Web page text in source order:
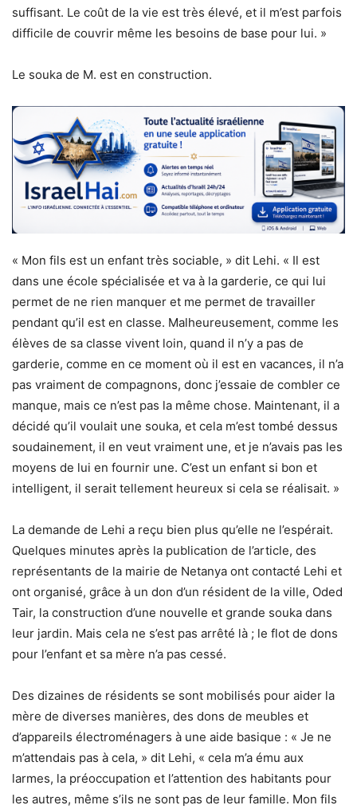
suffisant. Le coût de la vie est très élevé, et il m’est parfois
difficile de couvrir même les besoins de base pour lui. »
Le souka de M. est en construction.
« Mon fils est un enfant très sociable, » dit Lehi. « Il est
dans une école spécialisée et va à la garderie, ce qui lui
permet de ne rien manquer et me permet de travailler
pendant qu’il est en classe. Malheureusement, comme les
élèves de sa classe vivent loin, quand il n’y a pas de
garderie, comme en ce moment où il est en vacances, il n’a
pas vraiment de compagnons, donc j’essaie de combler ce
manque, mais ce n’est pas la même chose. Maintenant, il a
décidé qu’il voulait une souka, et cela m’est tombé dessus
soudainement, il en veut vraiment une, et je n’avais pas les
moyens de lui en fournir une. C’est un enfant si bon et
intelligent, il serait tellement heureux si cela se réalisait. »
La demande de Lehi a reçu bien plus qu’elle ne l’espérait.
Quelques minutes après la publication de l’article, des
représentants de la mairie de Netanya ont contacté Lehi et
ont organisé, grâce à un don d’un résident de la ville, Oded
Tair, la construction d’une nouvelle et grande souka dans
leur jardin. Mais cela ne s’est pas arrêté là ; le flot de dons
pour l’enfant et sa mère n’a pas cessé.
Des dizaines de résidents se sont mobilisés pour aider la
mère de diverses manières, des dons de meubles et
d’appareils électroménagers à une aide basique : « Je ne
m’attendais pas à cela, » dit Lehi, « cela m’a ému aux
larmes, la préoccupation et l’attention des habitants pour
les autres, même s’ils ne sont pas de leur famille. Mon fils